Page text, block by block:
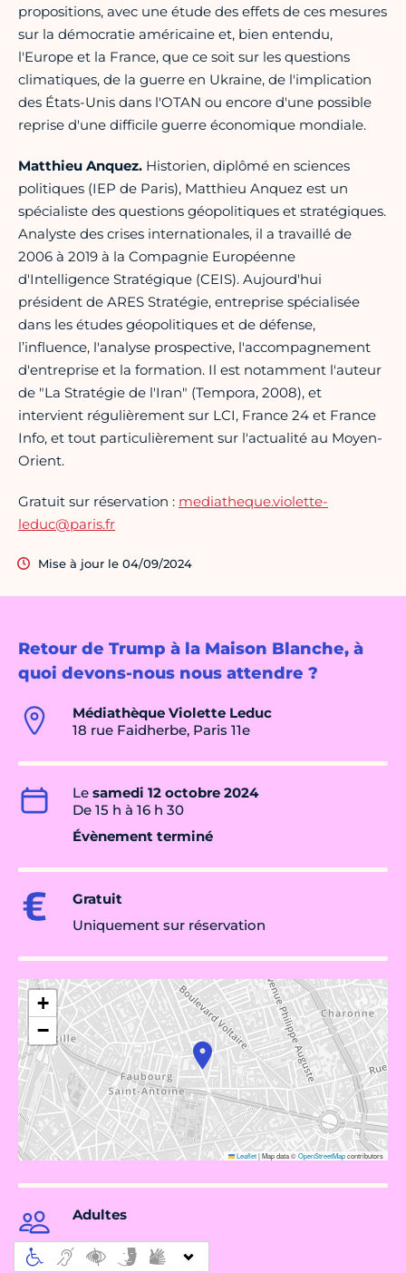
Retour de Trump à la Maison Blanche, à
quoi devons-nous nous attendre ?
Médiathèque Violette Leduc
18 rue Faidherbe, Paris 11e
Le samedi 12 octobre 2024
De 15 h à 16 h 30
Évènement terminé
Gratuit
Uniquement sur réservation
+
−
Leaflet|Map data ©OpenStreetMapcontributors
Adultes
propositions, avec une étude des effets de ces mesures
sur la démocratie américaine et, bien entendu,
l'Europe et la France, que ce soit sur les questions
climatiques, de la guerre en Ukraine, de l'implication
des États-Unis dans l'OTAN ou encore d'une possible
reprise d'une difficile guerre économique mondiale.
Matthieu Anquez. Historien, diplômé en sciences
politiques (IEP de Paris), Matthieu Anquez est un
spécialiste des questions géopolitiques et stratégiques.
Analyste des crises internationales, il a travaillé de
2006 à 2019 à la Compagnie Européenne
d'Intelligence Stratégique (CEIS). Aujourd'hui
président de ARES Stratégie, entreprise spécialisée
dans les études géopolitiques et de défense,
l’influence, l'analyse prospective, l'accompagnement
d'entreprise et la formation. Il est notamment l'auteur
de "La Stratégie de l'Iran" (Tempora, 2008), et
intervient régulièrement sur LCI, France 24 et France
Info, et tout particulièrement sur l'actualité au Moyen-
Orient.
Gratuit sur réservation : mediatheque.violette-
leduc@paris.fr
Mise à jour le 04/09/2024